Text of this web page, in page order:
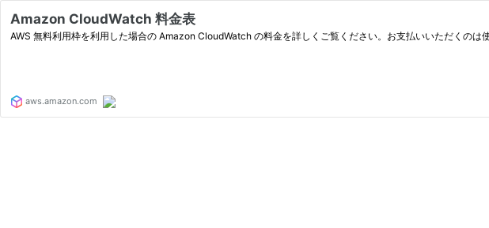
Amazon CloudWatch 料金表
AWS 無料利用枠を利用した場合の Amazon CloudWatch の料金を詳しくご覧ください。お支払いいただくのは
aws.amazon.com